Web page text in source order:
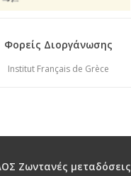
Φορείς Διοργάνωσης
Institut Français de Grèce
Ζωντανές μεταδόσεις